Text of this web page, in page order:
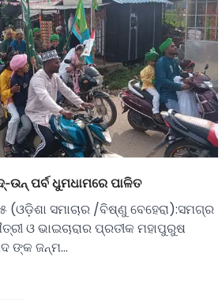
ପର୍ବ ଧୁମଧାମରେ ପାଳିତ
ସମାଚାର /ବିଷ୍ଣୁ ବେହେରା):ସମଗ୍ର
ଓ ଭାଇଚାରାର ପ୍ରତୀକ ମହାପୁରୁଷ
ଙ୍କ ଜନ୍ମ…